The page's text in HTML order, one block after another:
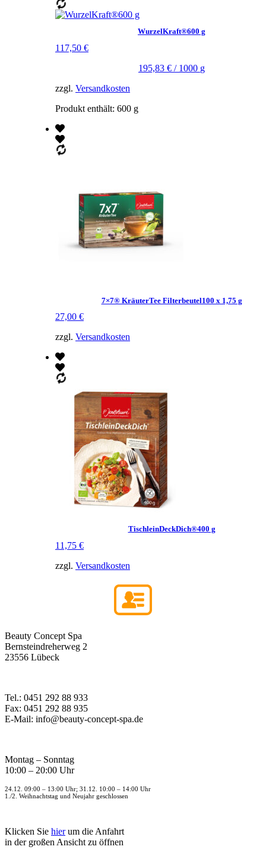
WurzelKraft®600 g
117,50 €
195,83 € / 1000 g
zzgl. Versandkosten
Produkt enthält: 600 g
7×7® KräuterTee Filterbeutel100 x 1,75 g
27,00 €
zzgl. Versandkosten
TischleinDeckDich®400 g
11,75 €
zzgl. Versandkosten
Beauty Concept Spa
Bernsteindreherweg 2
23556 Lübeck
Tel.: 0451 292 88 933
Fax: 0451 292 88 935
E-Mail: info@beauty-concept-spa.de
Montag – Sonntag
10:00 – 20:00 Uhr
24.12. 09:00 – 13:00 Uhr; 31.12. 10:00 – 14:00 Uhr
1./2. Weihnachtstag und Neujahr geschlossen
Klicken Sie hierum die Anfahrt
in der großen Ansicht zu öffnen